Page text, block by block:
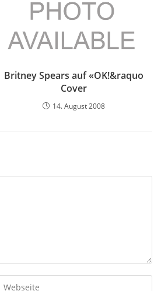
Britney Spears auf «OK!&raquo
Cover
14. August 2008
Gib